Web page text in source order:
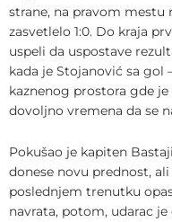
strane, na pravom mestu
zasvetlelo 1:0. Do kraja
uspeli da uspostave
kada je Stojanović sa gol
kaznenog prostora gde
dovoljno vremena da se
Pokušao je kapiten
donese novu prednost,
poslednjem trenutku
navrata, potom, udarac